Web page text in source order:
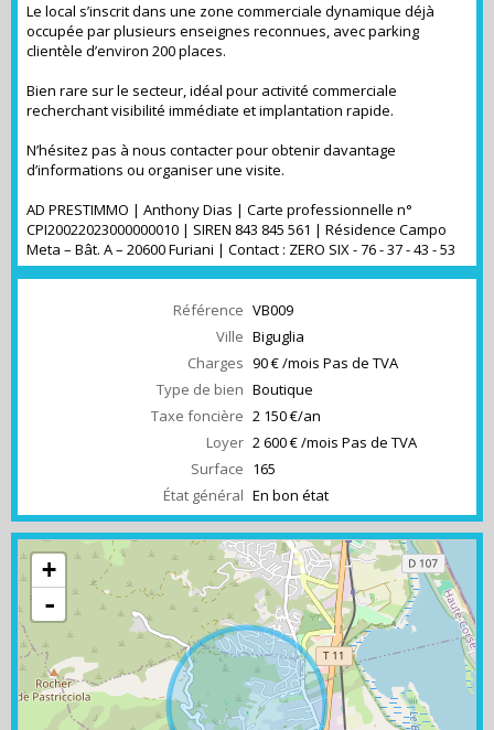
Le local s’inscrit dans une zone commerciale dynamique déjà
occupée par plusieurs enseignes reconnues, avec parking
clientèle d’environ 200 places.
Bien rare sur le secteur, idéal pour activité commerciale
recherchant visibilité immédiate et implantation rapide.
N’hésitez pas à nous contacter pour obtenir davantage
d’informations ou organiser une visite.
AD PRESTIMMO | Anthony Dias | Carte professionnelle n°
CPI20022023000000010 | SIREN 843 845 561 | Résidence Campo
Meta – Bât. A – 20600 Furiani | Contact : ZERO SIX - 76 - 37 - 43 - 53
Référence VB009
Ville Biguglia
Charges 90 € /mois Pas de TVA
Type de bien Boutique
Taxe foncière 2 150 €/an
Loyer 2 600 € /mois Pas de TVA
Surface 165
État général En bon état
+
-